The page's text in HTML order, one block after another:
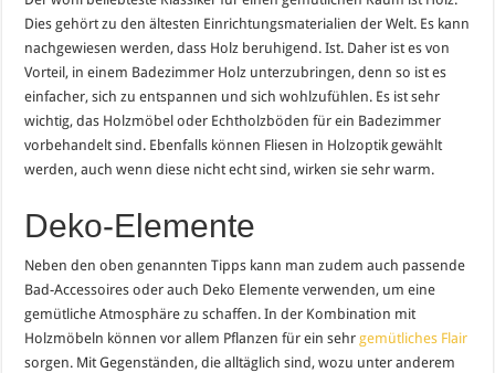
Dies gehört zu den ältesten Einrichtungsmaterialien der Welt. Es kann
nachgewiesen werden, dass Holz beruhigend. Ist. Daher ist es von
Vorteil, in einem Badezimmer Holz unterzubringen, denn so ist es
einfacher, sich zu entspannen und sich wohlzufühlen. Es ist sehr
wichtig, das Holzmöbel oder Echtholzböden für ein Badezimmer
vorbehandelt sind. Ebenfalls können Fliesen in Holzoptik gewählt
werden, auch wenn diese nicht echt sind, wirken sie sehr warm.
Deko-Elemente
Neben den oben genannten Tipps kann man zudem auch passende
Bad-Accessoires oder auch Deko Elemente verwenden, um eine
gemütliche Atmosphäre zu schaffen. In der Kombination mit
Holzmöbeln können vor allem Pflanzen für ein sehrgemütliches Flair
sorgen. Mit Gegenständen, die alltäglich sind, wozu unter anderem